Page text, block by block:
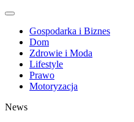
Gospodarka i Biznes
Dom
Zdrowie i Moda
Lifestyle
Prawo
Motoryzacja
News